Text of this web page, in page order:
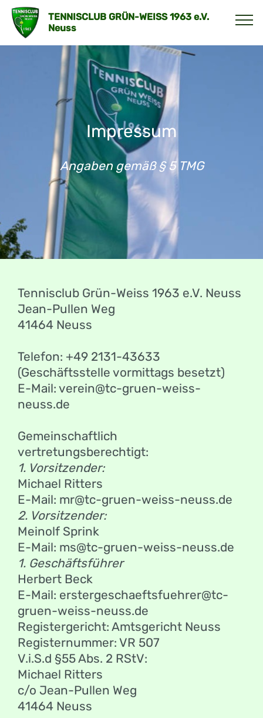
TENNISCLUB GRÜN-WEISS 1963 e.V.
Neuss
Impressum
Angaben gemäß § 5 TMG
Tennisclub Grün-Weiss 1963 e.V. Neuss
Jean-Pullen Weg
41464 Neuss
Telefon: +49 2131-43633
(Geschäftsstelle vormittags besetzt)
E-Mail: verein@tc-gruen-weiss-
neuss.de
Gemeinschaftlich
vertretungsberechtigt:
1. Vorsitzender:
Michael Ritters
E-Mail: mr@tc-gruen-weiss-neuss.de
2. Vorsitzender:
Meinolf Sprink
E-Mail: ms@tc-gruen-weiss-neuss.de
1. Geschäftsführer
Herbert Beck
E-Mail: erstergeschaeftsfuehrer@tc-
gruen-weiss-neuss.de
Registergericht: Amtsgericht Neuss
Registernummer: VR 507
V.i.S.d §55 Abs. 2 RStV:
Michael Ritters
c/o Jean-Pullen Weg
41464 Neuss